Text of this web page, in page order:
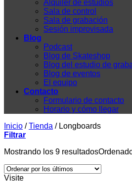
Alquiler de estudios
Sala de control
Sala de grabación
Sesión improvisada
Blog
Podcast
Blog de Skateshop
Blog del estudio de
Blog de eventos
El equipo
Contacto
Formulario de contacto
Horario y cómo llegar
Inicio / Tienda /Longboards
Filtrar
Mostrando los 9 resultados
Visite